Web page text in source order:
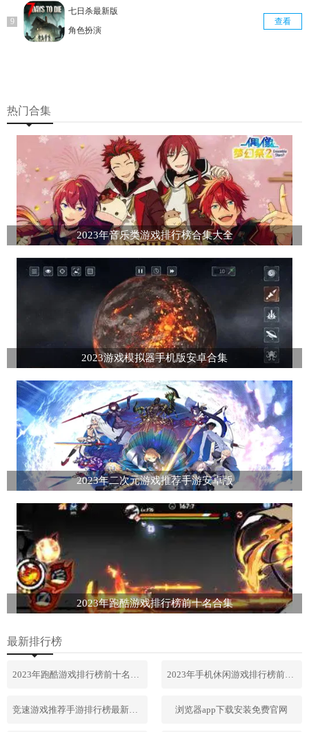
七日杀最新版
角色扮演
查看
热门合集
2023年音乐类游戏排行榜合集大全
2023游戏模拟器手机版安卓合集
2023年二次元游戏推荐手游安卓版
2023年跑酷游戏排行榜前十名合集
最新排行榜
2023年跑酷游戏排行榜前十名合集 2023年手机休闲游戏排行榜前十名
竞速游戏推荐手游排行榜最新2023 浏览器app下载安装免费官网